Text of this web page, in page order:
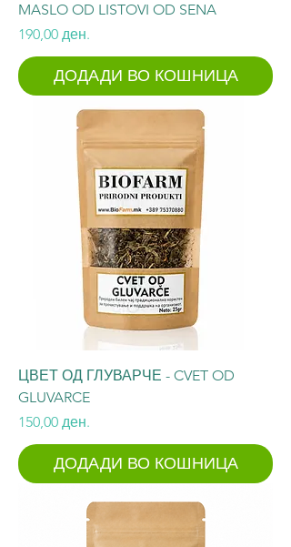
MASLO OD LISTOVI OD SENA
Price
190,00 ден.
ДОДАДИ ВО КОШНИЦА
ЦВЕТ ОД ГЛУВАРЧЕ - CVET OD
GLUVARCE
Price
150,00 ден.
ДОДАДИ ВО КОШНИЦА